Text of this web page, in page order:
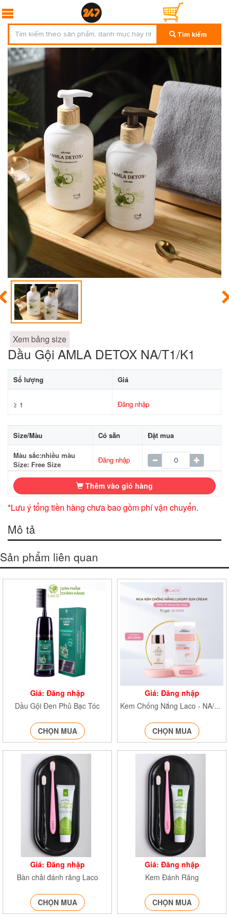
Tìm kiếm
Xem bảng size
Dầu Gội AMLA DETOX NA/T1/K1
Số lượng Giá
≥ 1 Đăng nhập
Size/Màu Có sẵn Đặt mua
Màu sắc:nhiều màu
Size: Free Size
Đăng nhập
Thêm vào giỏ hàng
*Lưu ý tổng tiền hàng chưa bao gồm phí vận chuyển.
Mô tả
Sản phẩm liên quan
Giá: Đăng nhập
Dầu Gội Đen Phủ Bạc Tóc
CHỌN MUA
Giá: Đăng nhập
Kem Chống Nắng Laco - NA/T2/PB/K4
CHỌN MUA
Giá: Đăng nhập
Bàn chải đánh răng Laco
CHỌN MUA
Giá: Đăng nhập
Kem Đánh Răng
CHỌN MUA